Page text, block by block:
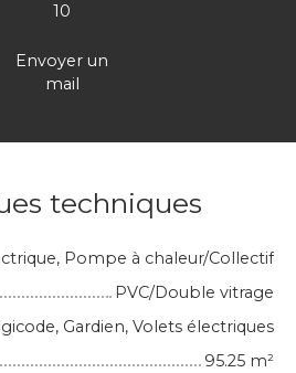
10
Envoyer un
mail
techniques
Pompe à chaleur/Collectif
PVC/Double vitrage
Gardien, Volets électriques
95.25 m²